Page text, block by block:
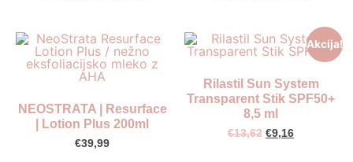
NEOSTRATA | Resurface
| Lotion Plus 200ml
€39,99
Akcija!
Rilastil Sun System
Transparent Stik SPF50+
8,5 ml
€13,62 €9,16